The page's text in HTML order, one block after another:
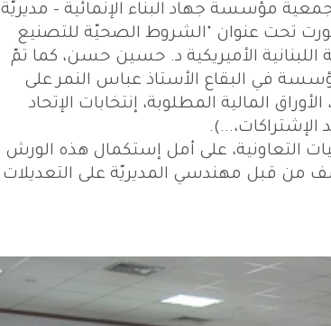
مؤسسة جهاد البناء الإنمائية - مديريّة
جمعية تعاونية ، تمحورت تحت عنوان "الشروط الصحيّة للتصنيع
الأميريكية د. حسين حسن، كما تمّ
في البقاع الأستاذ عباس النمر على
الموضوع المالي والقانوني للتعاونيات (ميزانيات عام 2014، الأوراق المالية المطلوبة، إنتخابات الإتحاد
الإشتراكات،...).
التعاونية، على أمل إستكمال هذه الورش
من قبل مهندسي المديريّة على التعديلات